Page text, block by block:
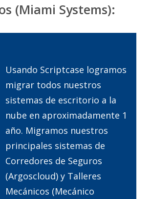
(Miami Systems):
Usando Scriptcase logramos
migrar todos nuestros
sistemas de escritorio a la
nube en aproximadamente 1
año. Migramos nuestros
principales sistemas de
Corredores de Seguros
(Argoscloud) y Talleres
Mecánicos (Mecánico